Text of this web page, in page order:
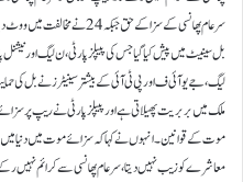
سرعام پھانسی کے سزا کے حق
بل سینیٹ میں پیش کیا گیا جس کی پیپلز پارٹی، ن لیگ اور
لیگ، جے یو آئی ف اور پی ٹی آئی کے بیشتر سینیٹرز نے بل کی
ملک میں بربریت پھیلاتی ہے اور پیپلز پارٹی نے ریپ پر
موت کے قوانین۔ انہوں نے کہا کہ سزائے موت میں دنیا میں
معاشرے کو زیب نہیں دیتا، سر عام پھانسی سے کرائم نہیں